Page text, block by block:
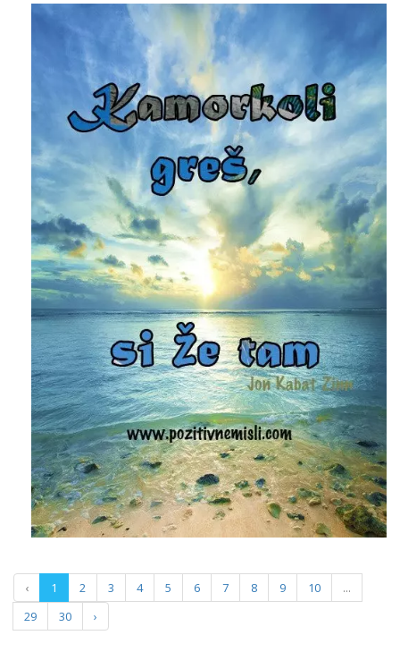
‹ 1 2 3 4 5 6 7 8 9 10
...
29
30 ›